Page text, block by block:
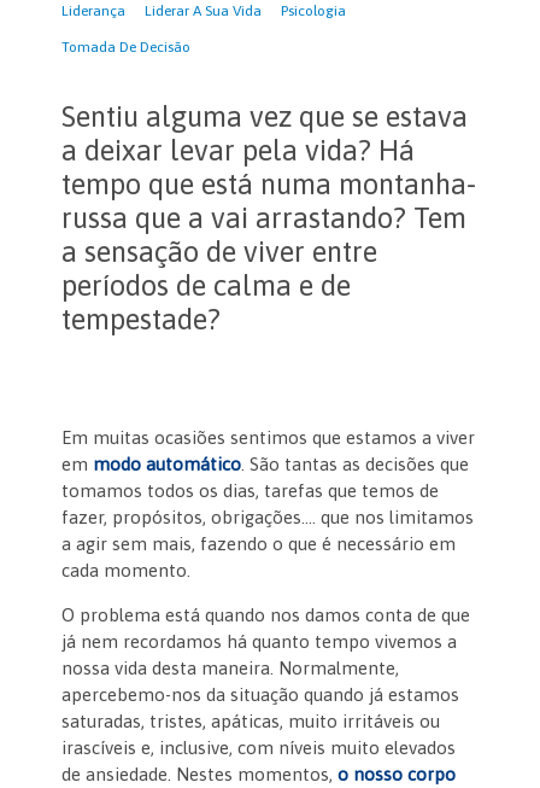
Liderança Liderar A Sua Vida Psicologia
Tomada De Decisão
Sentiu alguma vez que se estava
a deixar levar pela vida? Há
tempo que está numa montanha-
russa que a vai arrastando? Tem
a sensação de viver entre
períodos de calma e de
tempestade?
Em muitas ocasiões sentimos que estamos a viver
em modo automático . São tantas as decisões que
tomamos todos os dias, tarefas que temos de
fazer, propósitos, obrigações…. que nos limitamos
a agir sem mais, fazendo o que é necessário em
cada momento.
O problema está quando nos damos conta de que
já nem recordamos há quanto tempo vivemos a
nossa vida desta maneira. Normalmente,
apercebemo-nos da situação quando já estamos
saturadas, tristes, apáticas, muito irritáveis ou
irascíveis e, inclusive, com níveis muito elevados
de ansiedade. Nestes momentos,o nosso corpo